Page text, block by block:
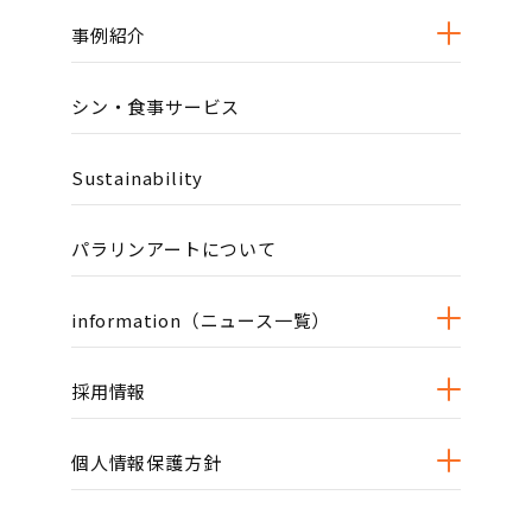
事例紹介
シン・食事サービス
Sustainability
パラリンアートについて
information（ニュース一覧）
採用情報
個人情報保護方針